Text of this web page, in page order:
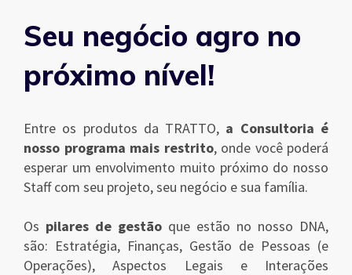
Seu negócio agro no
próximo nível!
Entre os produtos da TRATTO, a Consultoria é
nosso programa mais restrito, onde você poderá
esperar um envolvimento muito próximo do nosso
Staff com seu projeto, seu negócio e sua família.
Os pilares de gestão que estão no nosso DNA,
são: Estratégia, Finanças, Gestão de Pessoas (e
Operações), Aspectos Legais e Interações